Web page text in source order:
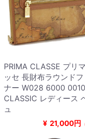
PRIMA CLASSE プリ
ッセ 長財布ラウンドフ
ナー W028 6000
CLASSIC レディース
ュ
¥ 21,000円